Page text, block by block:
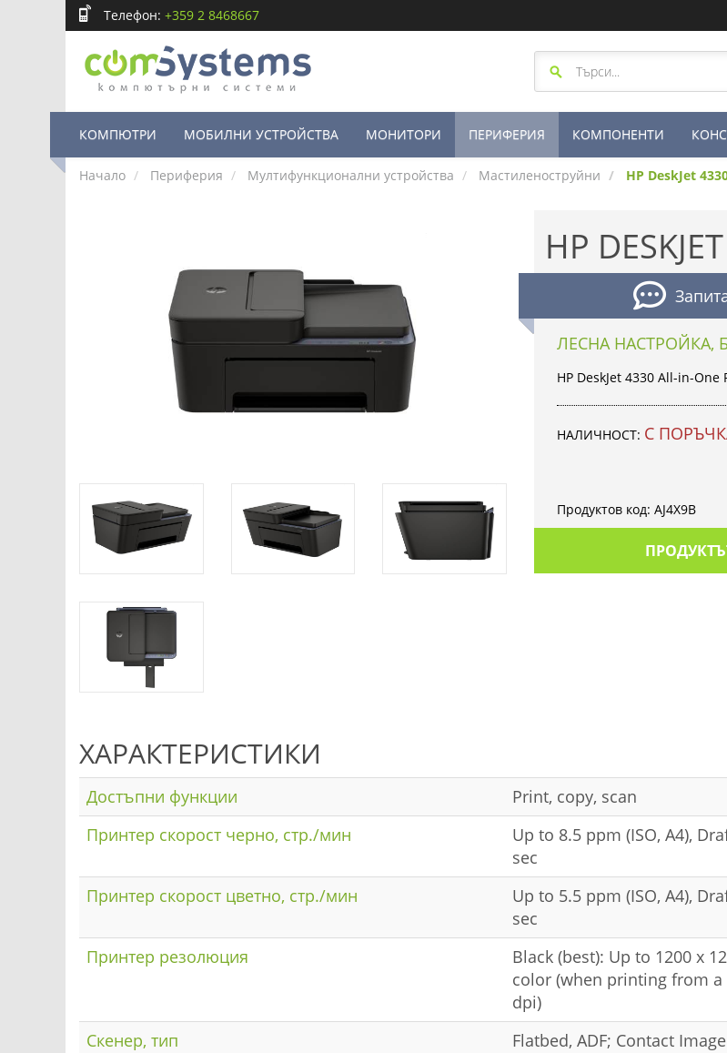
Телефон: +359 2 8468667
КОМПЮТРИ МОБИЛНИ УСТРОЙСТВА МОНИТОРИ ПЕРИФЕРИЯ КОМПОНЕНТИ
Начало Периферия Мултифункционални устройства Мастиленоструйни HP DeskJet
HP
ЛЕСНА НАСТРОЙКА,
HP DeskJet 4330 All-in-One
НАЛИЧНОСТ: С
Продуктов код: AJ4X9B
ХАРАКТЕРИСТИКИ
Достъпни функции
Print, copy, scan
Принтер скорост черно, стр./мин
Up to 8.5 ppm (ISO, A4),
sec
Принтер скорост цветно, стр./мин
Up to 5.5 ppm (ISO, A4),
sec
Принтер резолюция
Black (best): Up to 1200 x
color (when printing from
dpi)
Скенер, тип
Flatbed, ADF; Contact